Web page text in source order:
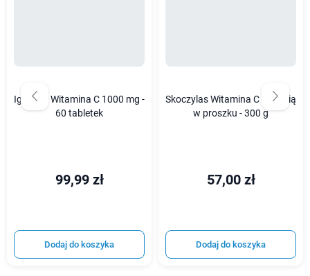
Igennus Witamina C 1000 mg -
60 tabletek
99,99 zł
Dodaj do koszyka
Skoczylas Witamina C z aronią
w proszku - 300 g
57,00 zł
Dodaj do koszyka